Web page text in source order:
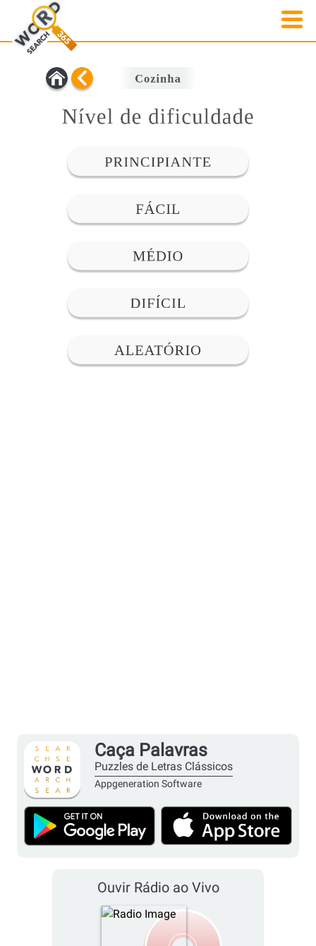
Caça Palavras
Puzzles de Letras Clássicos
Appgeneration Software
Ouvir Rádio ao Vivo